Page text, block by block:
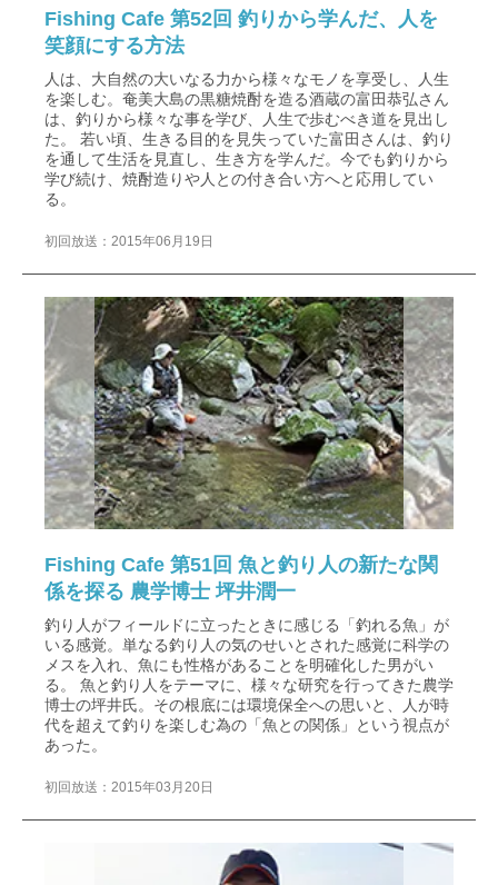
Fishing Cafe 第52回 釣りから学んだ、人を
笑顔にする方法
人は、大自然の大いなる力から様々なモノを享受し、人生
を楽しむ。奄美大島の黒糖焼酎を造る酒蔵の富田恭弘さん
は、釣りから様々な事を学び、人生で歩むべき道を見出し
た。 若い頃、生きる目的を見失っていた富田さんは、釣り
を通して生活を見直し、生き方を学んだ。今でも釣りから
学び続け、焼酎造りや人との付き合い方へと応用してい
る。
初回放送：2015年06月19日
Fishing Cafe 第51回 魚と釣り人の新たな関
係を探る 農学博士 坪井潤一
釣り人がフィールドに立ったときに感じる「釣れる魚」が
いる感覚。単なる釣り人の気のせいとされた感覚に科学の
メスを入れ、魚にも性格があることを明確化した男がい
る。 魚と釣り人をテーマに、様々な研究を行ってきた農学
博士の坪井氏。その根底には環境保全への思いと、人が時
代を超えて釣りを楽しむ為の「魚との関係」という視点が
あった。
初回放送：2015年03月20日